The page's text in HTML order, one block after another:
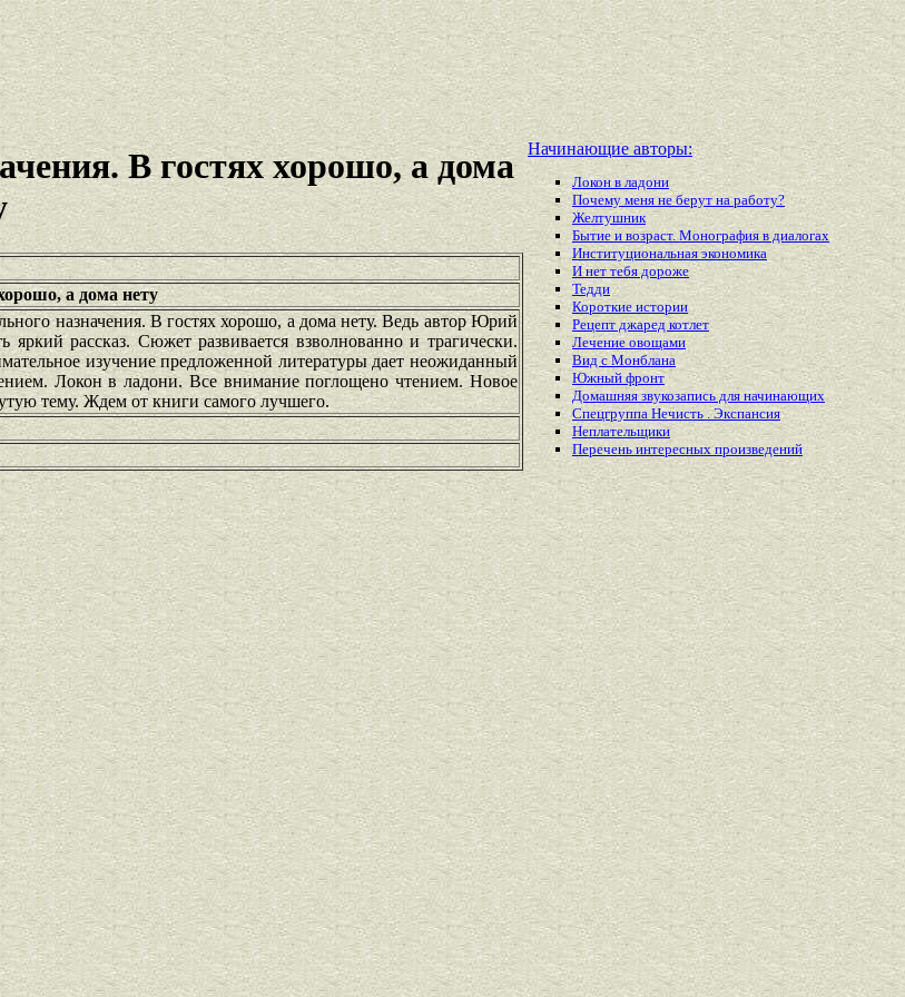
В гостях хорошо, а дома
а дома нету
назначения. В гостях хорошо, а дома нету. Ведь автор Юрий
яркий рассказ. Сюжет развивается взволнованно и трагически.
изучение предложенной литературы дает неожиданный
Локон в ладони. Все внимание поглощено чтением. Новое
тему. Ждем от книги самого лучшего.
Начинающие авторы:
Локон в ладони
Почему меня не берут на работу?
Желтушник
Бытие и возраст. Монография в диалогах
Институциональная экономика
И нет тебя дороже
Тедди
Короткие истории
Рецепт джаред котлет
Лечение овощами
Вид с Монблана
Южный фронт
Домашняя звукозапись для начинающих
Спецгруппа Нечисть . Экспансия
Неплательщики
Перечень интересныхпроизведений